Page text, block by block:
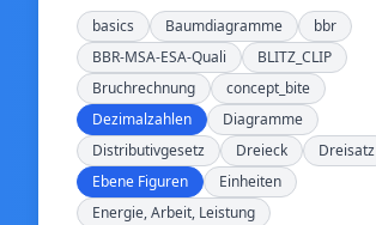
basics Baumdiagramme
bbr
BBR-MSA-ESA-Quali
BLITZ_CLIP
Bruchrechnung
concept_bite
Dezimalzahlen
Diagramme
Distributivgesetz
Dreieck
Dreisatz
Ebene Figuren
Einheiten
Energie, Arbeit, Leistung